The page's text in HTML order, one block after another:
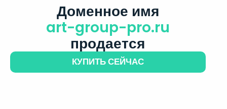
Доменное имя
art-group-pro.ru
продается
КУПИТЬ СЕЙЧАС